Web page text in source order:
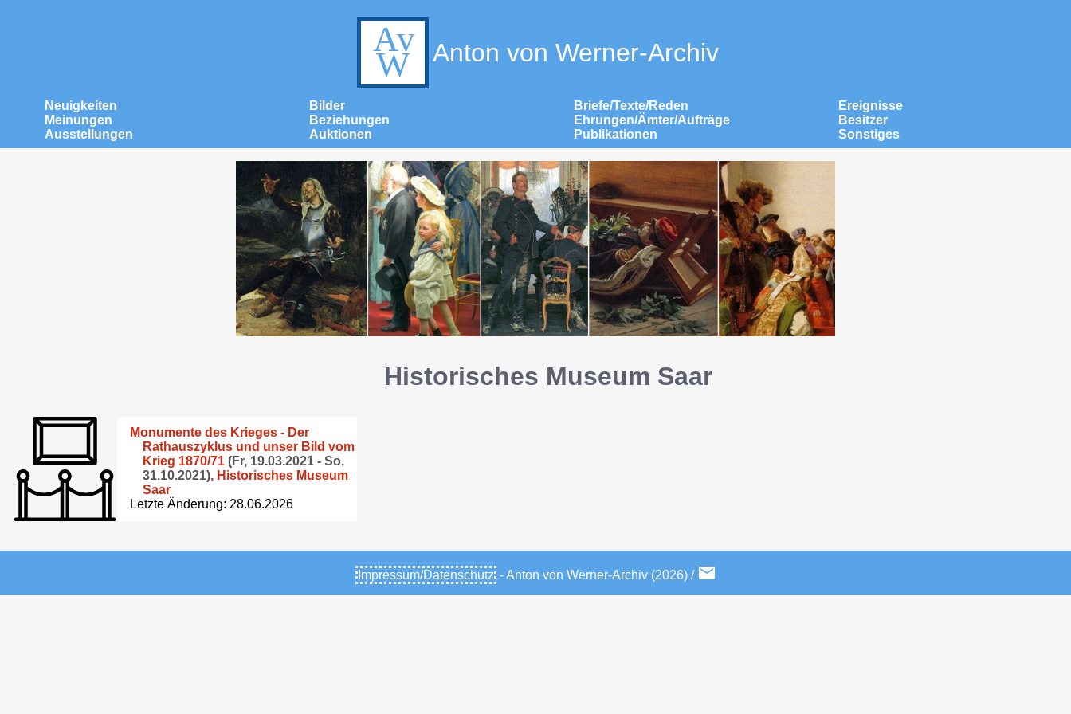
Anton von Werner-Archiv
Neuigkeiten Bilder Briefe/Texte/Reden
Ereignisse
Meinungen
Beziehungen Ehrungen/Ämter/Aufträge
Besitzer
Ausstellungen
Auktionen Publikationen Sonstiges
Historisches Museum Saar
Monumente des Krieges - Der
Rathauszyklus und unser Bild vom
Krieg 1870/71 (Fr, 19.03.2021 - So,
31.10.2021), Historisches Museum
Saar
Letzte Änderung: 28.06.2026
Impressum/Datenschutz - Anton von Werner-Archiv (2026) /